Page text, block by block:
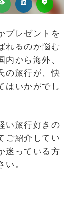
プレゼントを
れるのか悩む
内から海外、
の旅行が、快
はいかがでし
い旅行好きの
ご紹介してい
迷っている方
。